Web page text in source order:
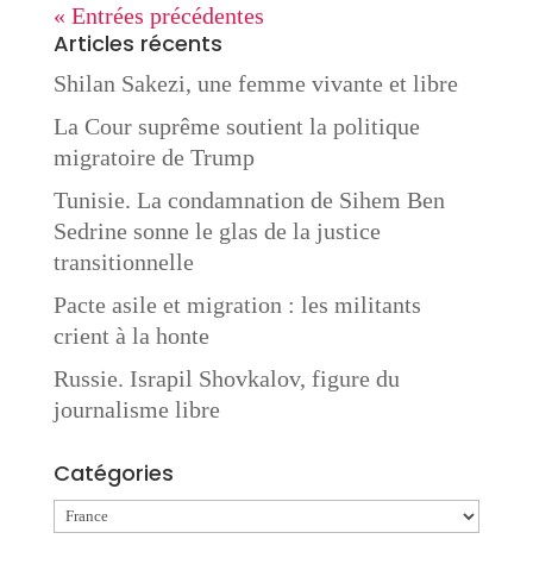
« Entrées précédentes
Articles récents
Shilan Sakezi, une femme vivante et libre
La Cour suprême soutient la politique
migratoire de Trump
Tunisie. La condamnation de Sihem Ben
Sedrine sonne le glas de la justice
transitionnelle
Pacte asile et migration : les militants
crient à la honte
Russie. Israpil Shovkalov, figure du
journalisme libre
Catégories
Catégories